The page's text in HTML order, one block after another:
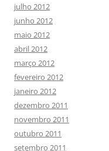
julho 2012
junho 2012
maio 2012
abril 2012
março 2012
fevereiro 2012
janeiro 2012
dezembro 2011
novembro 2011
outubro 2011
setembro 2011